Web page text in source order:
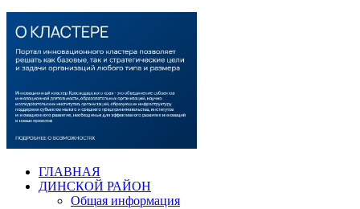
ГЛАВНАЯ
ДИНСКОЙ РАЙОН
Общая информация